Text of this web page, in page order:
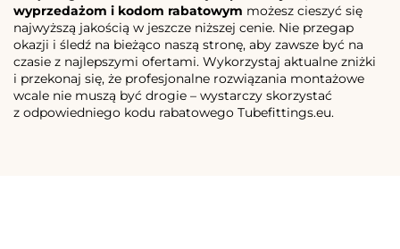
wyprzedażom i kodom rabatowym możesz cieszyć się
najwyższą jakością w jeszcze niższej cenie. Nie przegap
okazji i śledź na bieżąco naszą stronę, aby zawsze być na
czasie z najlepszymi ofertami. Wykorzystaj aktualne zniżki
i przekonaj się, że profesjonalne rozwiązania montażowe
wcale nie muszą być drogie – wystarczy skorzystać
z odpowiedniego kodu rabatowego Tubefittings.eu.